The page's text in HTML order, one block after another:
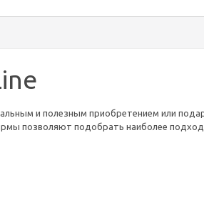
и полезным приобретением или
позволяют подобрать наиболее